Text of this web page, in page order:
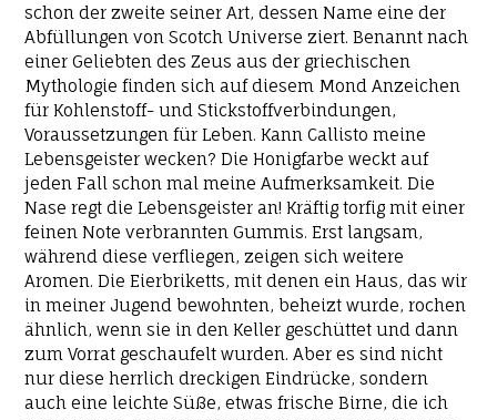
schon der zweite seiner Art, dessen Name eine der
Abfüllungen von Scotch Universe ziert. Benannt nach
einer Geliebten des Zeus aus der griechischen
Mythologie finden sich auf diesem Mond Anzeichen
für Kohlenstoff- und Stickstoffverbindungen,
Voraussetzungen für Leben. Kann Callisto meine
Lebensgeister wecken? Die Honigfarbe weckt auf
jeden Fall schon mal meine Aufmerksamkeit. Die
Nase regt die Lebensgeister an! Kräftig torfig mit einer
feinen Note verbrannten Gummis. Erst langsam,
während diese verfliegen, zeigen sich weitere
Aromen. Die Eierbriketts, mit denen ein Haus, das wir
in meiner Jugend bewohnten, beheizt wurde, rochen
ähnlich, wenn sie in den Keller geschüttet und dann
zum Vorrat geschaufelt wurden. Aber es sind nicht
nur diese herrlich dreckigen Eindrücke, sondern
auch eine leichte Süße, etwas frische Birne, die ich